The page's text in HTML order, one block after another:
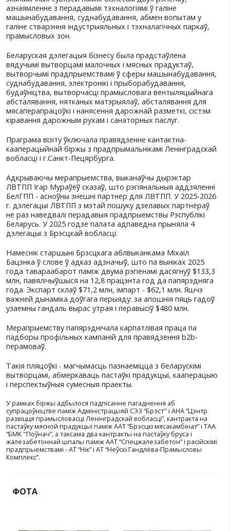
З 2 па 4 красавіка адбыўся візіт дзелавых колаў
вобласці ў Ленінградскую вобласць, г.Санкт-
складзе афіцыйнай дэлегацыі на чале са
Мэта - прасоўванне экспарту беларускіх
наладжванне ўстойлівых кааперацыйных і
эканамічных сувязей паміж бізнесам двух
азнаямленне з перадавымі тэхналогіямі ў галіне
машынабудавання, суднабудавання, абмен
прамысловых зон.
Беларуская дэлегацыя бізнесу была
вядучымі вытворцамі малочных і мясных
вытворчымі прадпрыемствамі ў сферы
суднабудавання, электронікі і
будаўніцтва, вытворчасці прамысловага
абсталявання, нятканых матэрыялаў,
мясаперапрацоўкі і нанясення дарожнай
кіравання дарожным рухам і санаторных паслуг.
Праграма візіту ўключала правядзенне
кааперацыйнай біржы з прадпрымальнікамі
вобласці і г.Санкт-Пецярбурга.
ЛВТПП Ігар Мураўёў сказаў, што рэгіянальныя
БелГПП - асноўны знешні партнёр для ЛВТПП. У
г. дэлегацыі ЛВТПП з мэтай пошуку дзелавых
не раз наведвалі перадавыя прадпрыемствы
Беларусь. У 2025 годзе палата адпаведна
дэлегацыі з Брэсцкай вобласці.
Намеснік старшыні Брэсцкага аблвыканкама
Бацэнка ў слове ў адказ адзначыў, што па
года тавараабарот паміж двума рэгіёнамі
млн, павялічыўшыся на 12,8 працэнта год да
года. Экспарт склаў $71,2 млн, імпарт - $62,1